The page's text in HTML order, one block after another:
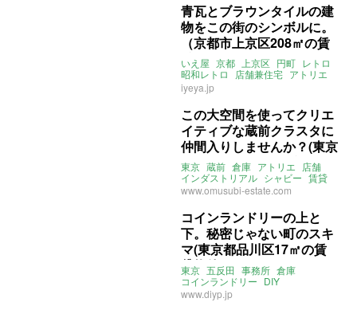
青瓦とブラウンタイルの建
物をこの街のシンボルに。
（京都市上京区208㎡の賃
貸物件）
いえ屋 京都 上京区 円町 レトロ
昭和レトロ
店舗兼住宅 アトリエ
倉庫 賃貸
iyeya.jp
この大空間を使ってクリエ
イティブな蔵前クラスタに
仲間入りしませんか？(東京
都台東区50m²の賃貸物件)
東京 蔵前 倉庫 アトリエ
店舗
インダストリアル シャビー 賃貸
www.omusubi-estate.com
コインランドリーの上と
下。秘密じゃない町のスキ
マ(東京都品川区17㎡の賃
貸物件)
東京 五反田 事務所 倉庫
コインランドリー DIY
www.diyp.jp